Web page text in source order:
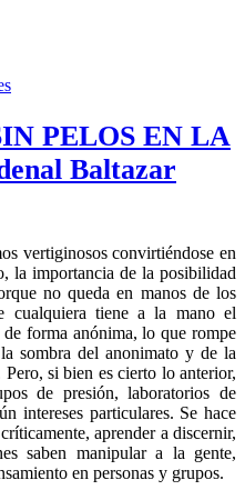
PELOS EN LA
Baltazar
vertiginosos convirtiéndose en
la importancia de la posibilidad
no queda en manos de los
cualquiera tiene a la mano el
de forma anónima, lo que rompe
sombra del anonimato y de la
si bien es cierto lo anterior,
de presión, laboratorios de
intereses particulares. Se hace
aprender a discernir,
saben manipular a la gente,
en personas y grupos.